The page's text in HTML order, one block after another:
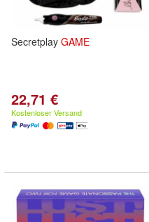
Secretplay GAME
22,71 €
Kostenloser Versand